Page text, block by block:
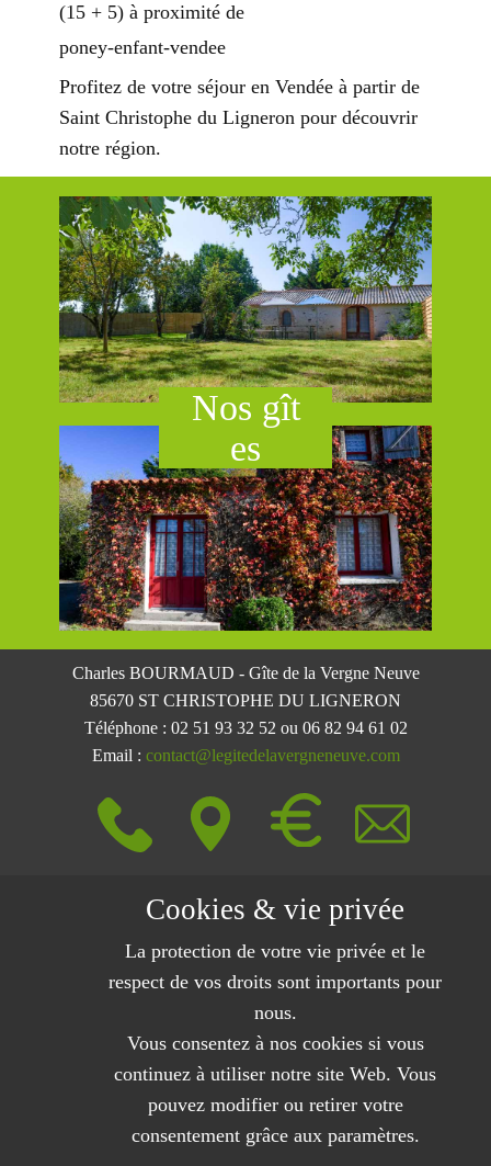
(15 + 5) à proximité de
poney-enfant-vendee
Profitez de votre séjour en Vendée à partir de
Saint Christophe du Ligneron pour découvrir
notre région.
Nos g​ît​
es
Charles BOURMAUD - Gîte de la Vergne Neuve
85670 ST CHRISTOPHE DU LIGN​ERON
Téléphone : 02 51 93 32 52 ou 06 82 94 61 02
Email : contact@legitedelavergneneuve.com
Gîte de groupe de 20 personnes sur 2 gîtes avec salle
de réunion wifi à 20 minutes du bord de mer avec
étang de pêche privé en Vendée.
Mentions légales et protection des données privées
RGPD
Plan du site -Nous contacter
Cookies & vie privée
La protection de votre vie privée et le
respect de vos droits sont importants pour
nous.
Vous consentez à nos cookies si vous
continuez à utiliser notre site Web. Vous
pouvez modifier ou retirer votre
consentement grâce aux paramètres.